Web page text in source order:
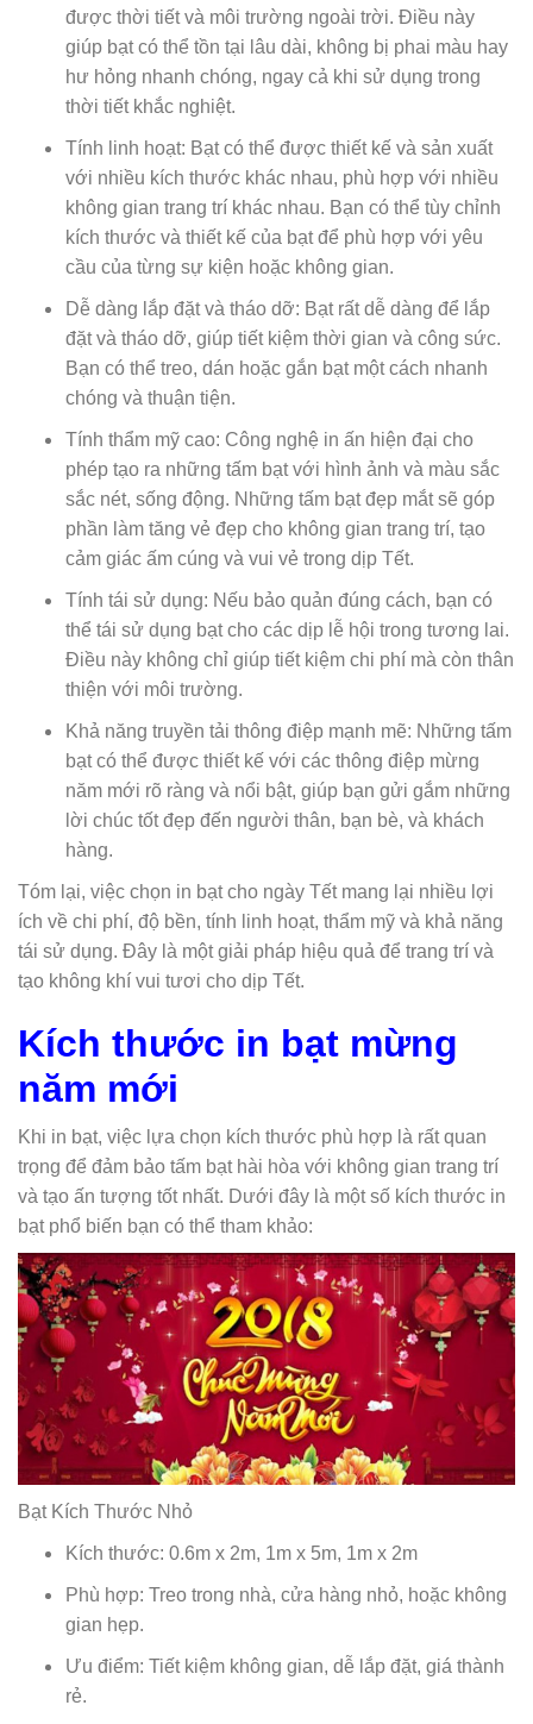
được thời tiết và môi trường ngoài trời. Điều này
giúp bạt có thể tồn tại lâu dài, không bị phai màu hay
hư hỏng nhanh chóng, ngay cả khi sử dụng trong
thời tiết khắc nghiệt.
Tính linh hoạt: Bạt có thể được thiết kế và sản xuất
với nhiều kích thước khác nhau, phù hợp với nhiều
không gian trang trí khác nhau. Bạn có thể tùy chỉnh
kích thước và thiết kế của bạt để phù hợp với yêu
cầu của từng sự kiện hoặc không gian.
Dễ dàng lắp đặt và tháo dỡ: Bạt rất dễ dàng để lắp
đặt và tháo dỡ, giúp tiết kiệm thời gian và công sức.
Bạn có thể treo, dán hoặc gắn bạt một cách nhanh
chóng và thuận tiện.
Tính thẩm mỹ cao: Công nghệ in ấn hiện đại cho
phép tạo ra những tấm bạt với hình ảnh và màu sắc
sắc nét, sống động. Những tấm bạt đẹp mắt sẽ góp
phần làm tăng vẻ đẹp cho không gian trang trí, tạo
cảm giác ấm cúng và vui vẻ trong dịp Tết.
Tính tái sử dụng: Nếu bảo quản đúng cách, bạn có
thể tái sử dụng bạt cho các dịp lễ hội trong tương lai.
Điều này không chỉ giúp tiết kiệm chi phí mà còn thân
thiện với môi trường.
Khả năng truyền tải thông điệp mạnh mẽ: Những tấm
bạt có thể được thiết kế với các thông điệp mừng
năm mới rõ ràng và nổi bật, giúp bạn gửi gắm những
lời chúc tốt đẹp đến người thân, bạn bè, và khách
hàng.
Tóm lại, việc chọn in bạt cho ngày Tết mang lại nhiều lợi
ích về chi phí, độ bền, tính linh hoạt, thẩm mỹ và khả năng
tái sử dụng. Đây là một giải pháp hiệu quả để trang trí và
tạo không khí vui tươi cho dịp Tết.
Kích thước in bạt mừng
năm mới
Khi in bạt, việc lựa chọn kích thước phù hợp là rất quan
trọng để đảm bảo tấm bạt hài hòa với không gian trang trí
và tạo ấn tượng tốt nhất. Dưới đây là một số kích thước in
bạt phổ biến bạn có thể tham khảo:
Bạt Kích Thước Nhỏ
Kích thước: 0.6m x 2m, 1m x 5m, 1m x 2m
Phù hợp: Treo trong nhà, cửa hàng nhỏ, hoặc không
gian hẹp.
Ưu điểm: Tiết kiệm không gian, dễ lắp đặt, giá thành
rẻ.